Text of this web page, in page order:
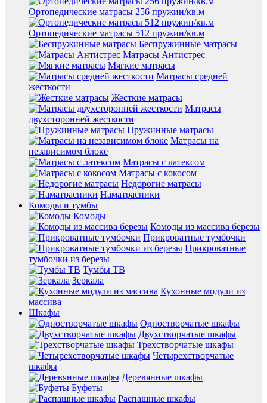
Ортопедические матрасы 256 пружин/кв.м
Ортопедические матрасы 512 пружин/кв.м
Беспружинные матрасы
Матрасы Антистрес
Мягкие матрасы
Матрасы средней
жесткости
Жесткие матрасы
Матрасы
двухсторонней жесткости
Пружинные матрасы
Матрасы на
независимом блоке
Матрасы с латексом
Матрасы с кокосом
Недорогие матрасы
Наматрасники
Комоды и тумбы
Комоды
Комоды из массива березы
Прикроватные тумбочки
Прикроватные
тумбочки из березы
Тумбы ТВ
Зеркала
Кухонные модули из
массива
Шкафы
Одностворчатые шкафы
Двухстворчатые шкафы
Трехстворчатые шкафы
Четырехстворчатые
шкафы
Деревянные шкафы
Буфеты
Распашные шкафы